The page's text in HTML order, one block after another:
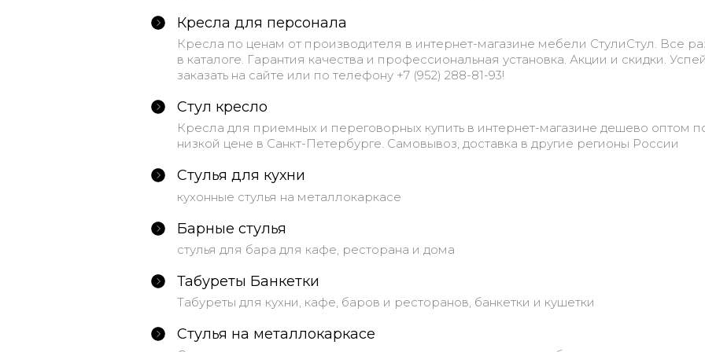
Кресла для персонала
Кресла по ценам от производителя в интернет-магазине мебели СтулиСтул. Все
в каталоге. Гарантия качества и профессиональная установка. Акции и скидки.
заказать на сайте или по телефону +7 (952) 288-81-93!
Стул кресло
Кресла для приемных и переговорных купить в интернет-магазине дешево оптом
низкой цене в Санкт-Петербурге. Самовывоз, доставка в другие регионы России
Стулья для кухни
кухонные стулья на металлокаркасе
Барные стулья
стулья для бара для кафе, ресторана и дома
Табуреты Банкетки
Табуреты для кухни, кафе, баров и ресторанов, банкетки и кушетки
Стулья на металлокаркасе